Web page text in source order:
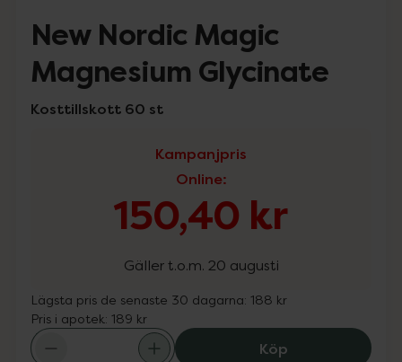
New Nordic Magic
Magnesium Glycinate
Kosttillskott 60 st
Kampanjpris
Online:
150,40 kr
Gäller t.o.m. 20 augusti
Lägsta pris de senaste 30 dagarna: 188 kr
Pris i apotek: 189 kr
KöpNew Nordic